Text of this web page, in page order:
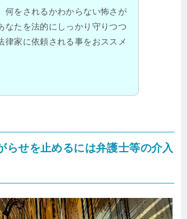
何をされるかわからない怖さが
なたを法的にしっかり守りつつ
律家に依頼される事をおススメ
らせを止めるには弁護士等の介入